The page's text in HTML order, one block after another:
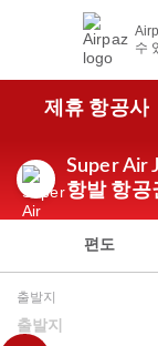
수
제휴 항공사
Super Air
항발 항공
편도
출발지
출발지